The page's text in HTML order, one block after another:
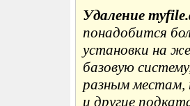
Удаление
понадобится
установки на
базовую
разным местам,
и другие